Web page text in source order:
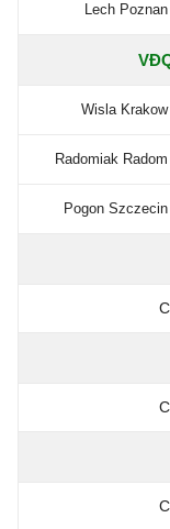
Lech Poznan
Wisla Krakow
Radomiak Radom
Pogon Szczecin